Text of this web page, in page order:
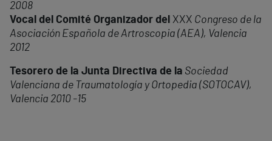
2008
Vocal del Comité Organizador del XXX Congreso de la
Asociación Española de Artroscopia (AEA), Valencia
2012
Tesorero de la Junta Directiva de la Sociedad
Valenciana de Traumatología y Ortopedia (SOTOCAV),
Valencia 2010 -15